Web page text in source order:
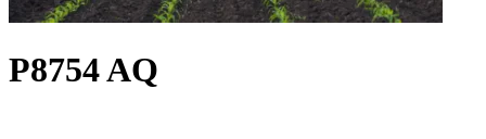
P8754 AQ